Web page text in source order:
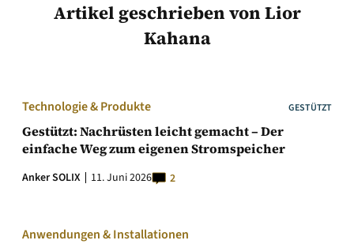
Artikel geschrieben von Lior
Kahana
Technologie & Produkte GESTÜTZT
Gestützt: Nachrüsten leicht gemacht – Der
einfache Weg zum eigenen Stromspeicher
Anker SOLIX 11. Juni 2026 2
Anwendungen & Installationen